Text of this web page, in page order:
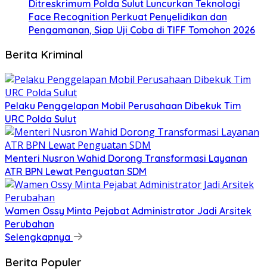
Ditreskrimum Polda Sulut Luncurkan Teknologi
Face Recognition Perkuat Penyelidikan dan
Pengamanan, Siap Uji Coba di TIFF Tomohon 2026
Berita Kriminal
​Pelaku Penggelapan Mobil Perusahaan Dibekuk Tim
URC Polda Sulut
​Menteri Nusron Wahid Dorong Transformasi Layanan
ATR BPN Lewat Penguatan SDM
Wamen Ossy Minta Pejabat Administrator Jadi Arsitek
Perubahan
Selengkapnya
Berita Populer